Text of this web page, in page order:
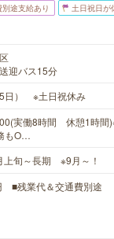
別途支給あり 土日祝日が
迎バス15分
日） ※土日祝休み
実働8時間 休憩1時間
もO…
上旬～長期 ※9月～！
■残業代＆交通費別途